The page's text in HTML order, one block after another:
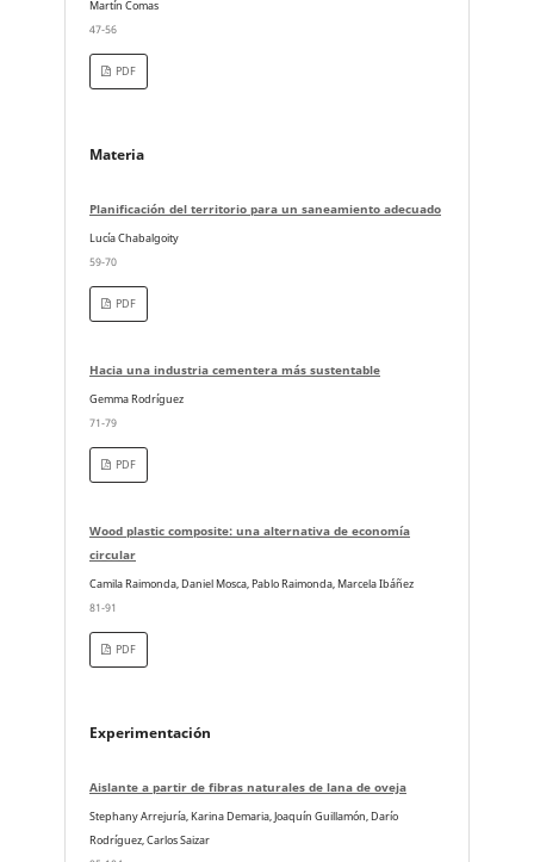
Martín Comas
47-56
PDF
Materia
Planificación del territorio para un saneamiento adecuado
Lucía Chabalgoity
59-70
PDF
Hacia una industria cementera más sustentable
Gemma Rodríguez
71-79
PDF
Wood plastic composite: una alternativa de economía
circular
Camila Raimonda, Daniel Mosca, Pablo Raimonda, Marcela Ibáñez
81-91
PDF
Experimentación
Aislante a partir de fibras naturales de lana de oveja
Stephany Arrejuría, Karina Demaria, Joaquín Guillamón, Darío
Rodríguez, Carlos Saizar